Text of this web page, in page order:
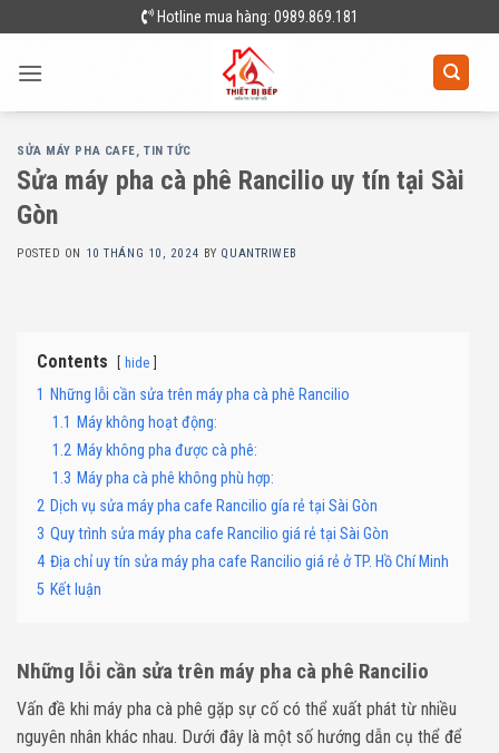
to
content
Hotline mua hàng: 0989.869.181
SỬA MÁY PHA CAFE,TIN TỨC
Sửa máy pha cà phê Rancilio uy tín tại Sài
Gòn
POSTED ON 10 THÁNG 10, 2024 BY QUANTRIWEB
Contents hide
1 Những lỗi cần sửa trên máy pha cà phê Rancilio
1.1 Máy không hoạt động:
1.2 Máy không pha được cà phê:
1.3 Máy pha cà phê không phù hợp:
2 Dịch vụ sửa máy pha cafe Rancilio gía rẻ tại Sài Gòn
3 Quy trình sửa máy pha cafe Rancilio giá rẻ tại Sài Gòn
4 Địa chỉ uy tín sửa máy pha cafe Rancilio giá rẻ ở TP. Hồ Chí Minh
5 Kết luận
Những lỗi cần sửa trên máy pha cà phê Rancilio
Vấn đề khi máy pha cà phê gặp sự cố có thể xuất phát từ nhiều
nguyên nhân khác nhau. Dưới đây là một số hướng dẫn cụ thể để